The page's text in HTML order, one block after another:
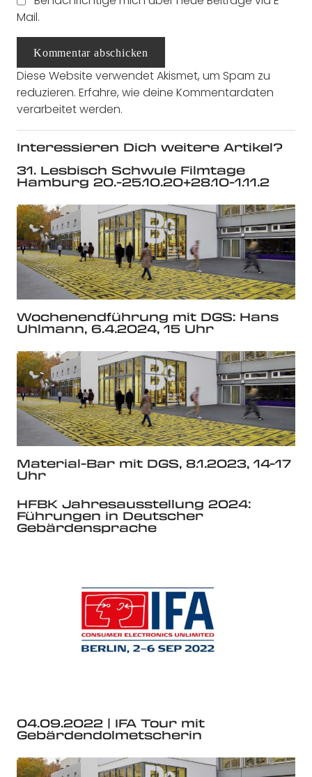
Mail.
Kommentar abschicken
Diese Website verwendet Akismet, um Spam zu
reduzieren. Erfahre, wie deine Kommentardaten
verarbeitet werden.
Interessieren Dich weitere Artikel?
31. Lesbisch Schwule Filmtage
Hamburg 20.-25.10.20+28.10-1.11.2
Wochenendführung mit DGS: Hans
Uhlmann, 6.4.2024, 15 Uhr
Material-Bar mit DGS, 8.1.2023, 14-17
Uhr
HFBK Jahresausstellung 2024:
Führungen in Deutscher
Gebärdensprache
04.09.2022 | IFA Tour mit
Gebärdendolmetscherin